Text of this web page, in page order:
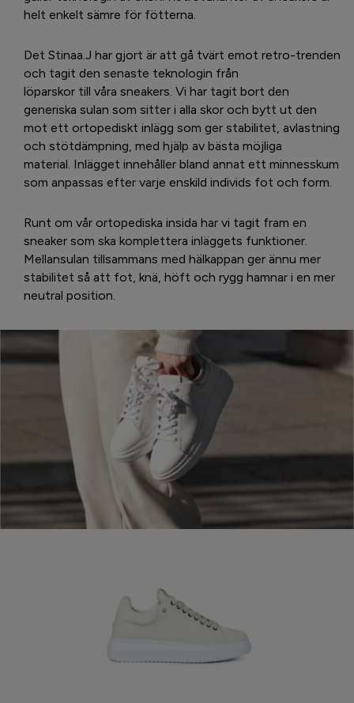
helt enkelt sämre för fötterna.
Det Stinaa.J har gjort är att gå tvärt emot retro-trenden
och tagit den senaste teknologin från
löparskor till våra sneakers. Vi har tagit bort den
generiska sulan som sitter i alla skor och bytt ut den
mot ett ortopediskt inlägg som ger stabilitet, avlastning
och stötdämpning, med hjälp av bästa möjliga
material. Inlägget innehåller bland annat ett minnesskum
som anpassas efter varje enskild individs fot och form.
Runt om vår ortopediska insida har vi tagit fram en
sneaker som ska komplettera inläggets funktioner.
Mellansulan tillsammans med hälkappan ger ännu mer
stabilitet så att fot, knä, höft och rygg hamnar i en mer
neutral position.